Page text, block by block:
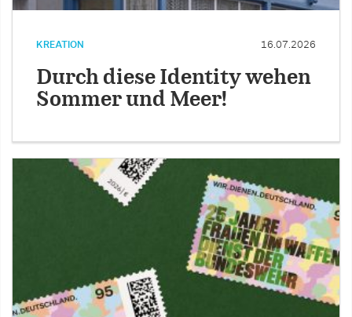
KREATION 16.07.2026
Durch diese Identity wehen
Sommer und Meer!